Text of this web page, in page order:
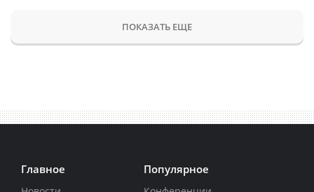
ПОКАЗАТЬ ЕЩЕ
Главное Популярное